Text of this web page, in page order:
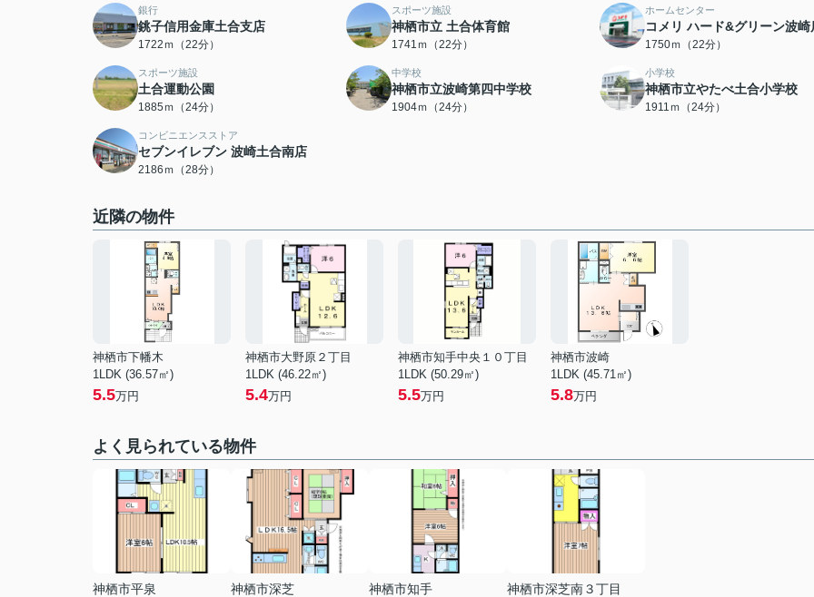
銀行
銚子信用金庫土合支店
1722ｍ（22分）
スポーツ施設
神栖市立 土合体育館
1741ｍ（22分）
ホームセンター
コメリ ハード&グリーン波崎
1750ｍ（22分）
スポーツ施設
土合運動公園
1885ｍ（24分）
中学校
神栖市立波崎第四中学校
1904ｍ（24分）
小学校
神栖市立やたべ土合小学校
1911ｍ（24分）
コンビニエンスストア
セブンイレブン 波崎土合南店
2186ｍ（28分）
近隣の物件
神栖市下幡木
1LDK (36.57㎡)
5.5万円
神栖市大野原２丁目
1LDK (46.22㎡)
5.4万円
神栖市知手中央１０丁目
1LDK (50.29㎡)
5.5万円
神栖市波崎
1LDK (45.71㎡)
5.8万円
よく見られている物件
神栖市平泉
神栖市深芝
神栖市知手
神栖市深芝南３丁目